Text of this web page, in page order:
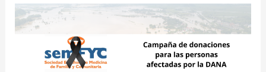
CAMPAÑA
DONACIÓNS
ORGANIZADA